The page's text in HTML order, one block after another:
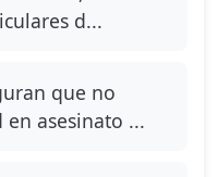
d...
que no
asesinato ...